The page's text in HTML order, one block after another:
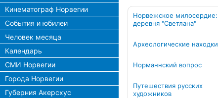
Кинематограф Норвегии
События и юбилеи
Человек месяца
Календарь
СМИ Норвегии
Города Норвегии
Губерния Акерсхус
Норвежское милосердие:
деревня "Светлана"
Археологические находки
Норманнский вопрос
Путешествия русских
художников